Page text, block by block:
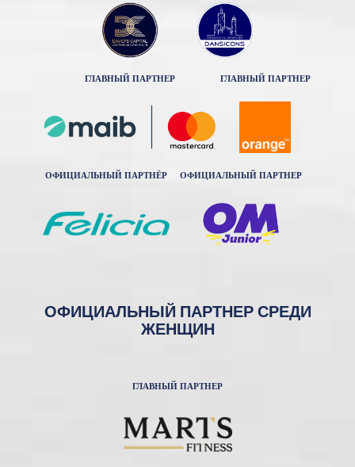
ГЛАВНЫЙ ПАРТНЕР ГЛАВНЫЙ ПАРТНЕР
ОФИЦИАЛЬНЫЙ ПАРТНЁР ОФИЦИАЛЬНЫЙ ПАРТНЕР
ОФИЦИАЛЬНЫЙ ПАРТНЕР СРЕДИ
ЖЕНЩИН
ГЛАВНЫЙ ПАРТНЕР